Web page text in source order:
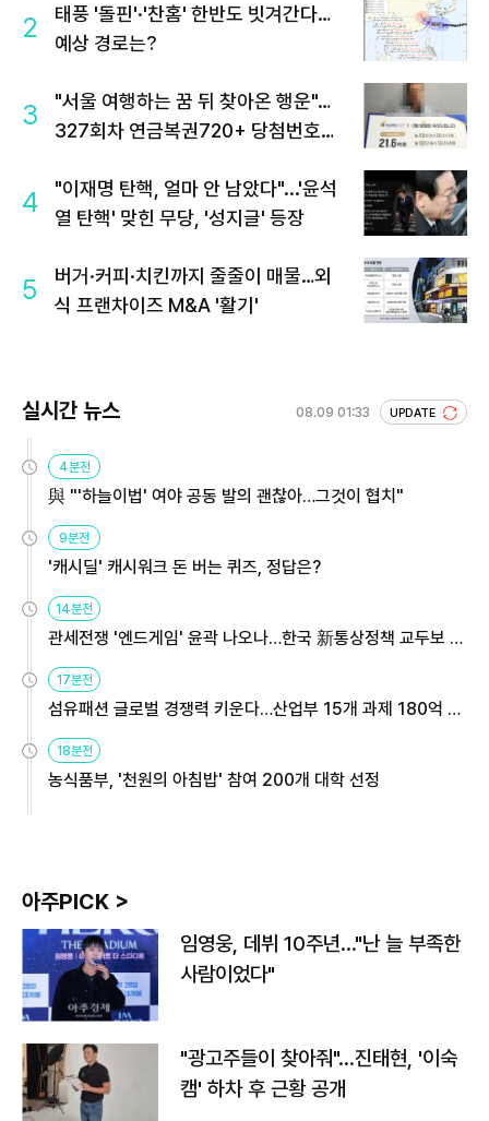
2
태풍 '돌핀'·'찬홈' 한반도 빗겨간다…
예상 경로는?
3
"서울 여행하는 꿈 뒤 찾아온 행운"…
327회차 연금복권720+ 당첨번호조
4
"이재명 탄핵, 얼마 안 남았다"...'윤석
열 탄핵' 맞힌 무당, '성지글' 등장
5
버거·커피·치킨까지 줄줄이 매물…외
식 프랜차이즈 M&A '활기'
실시간 뉴스 08.09 01:33 UPDATE
4분전
與 "'하늘이법' 여야 공동 발의 괜찮아…그것이 협치"
9분전
'캐시딜' 캐시워크 돈 버는 퀴즈, 정답은?
14분전
관세전쟁 '엔드게임' 윤곽 나오나…한국 新통상정책 교두보 활
17분전
섬유패션 글로벌 경쟁력 키운다…산업부 15개 과제 180억 지
18분전
농식품부, '천원의 아침밥' 참여 200개 대학 선정
아주PICK >
임영웅, 데뷔 10주년…"난 늘 부족한
사람이었다"
"광고주들이 찾아줘"…진태현, '이숙
캠' 하차 후 근황 공개